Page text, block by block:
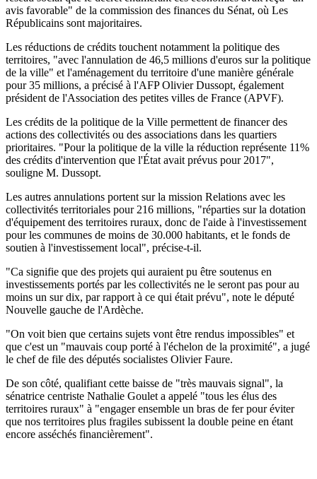
avis favorable" de la commission des finances du Sénat, où Les
Républicains sont majoritaires.
Les réductions de crédits touchent notamment la politique des
territoires, "avec l'annulation de 46,5 millions d'euros sur la politique
de la ville" et l'aménagement du territoire d'une manière générale
pour 35 millions, a précisé à l'AFP Olivier Dussopt, également
président de l'Association des petites villes de France (APVF).
Les crédits de la politique de la Ville permettent de financer des
actions des collectivités ou des associations dans les quartiers
prioritaires. "Pour la politique de la ville la réduction représente 11%
des crédits d'intervention que l'État avait prévus pour 2017",
souligne M. Dussopt.
Les autres annulations portent sur la mission Relations avec les
collectivités territoriales pour 216 millions, "réparties sur la dotation
d'équipement des territoires ruraux, donc de l'aide à l'investissement
pour les communes de moins de 30.000 habitants, et le fonds de
soutien à l'investissement local", précise-t-il.
"Ca signifie que des projets qui auraient pu être soutenus en
investissements portés par les collectivités ne le seront pas pour au
moins un sur dix, par rapport à ce qui était prévu", note le député
Nouvelle gauche de l'Ardèche.
"On voit bien que certains sujets vont être rendus impossibles" et
que c'est un "mauvais coup porté à l'échelon de la proximité", a jugé
le chef de file des députés socialistes Olivier Faure.
De son côté, qualifiant cette baisse de "très mauvais signal", la
sénatrice centriste Nathalie Goulet a appelé "tous les élus des
territoires ruraux" à "engager ensemble un bras de fer pour éviter
que nos territoires plus fragiles subissent la double peine en étant
encore asséchés financièrement".